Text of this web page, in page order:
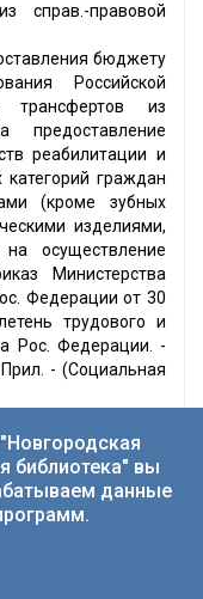
справ.-правовой
бюджету
Российской
трансфертов из
предоставление
реабилитации и
категорий граждан
(кроме зубных
изделиями,
осуществление
Министерства
Федерации от 30
трудового и
Рос. Федерации. -
- (Социальная
акты
защиты
библиотека" вы
данные